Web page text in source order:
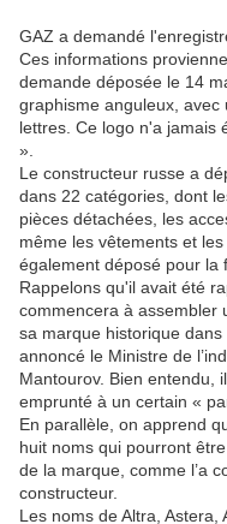
GAZ a demandé
Ces informations
demande déposée le 14
graphisme anguleux,
lettres. Ce logo n'a jamais
».
Le constructeur russe a
dans 22 catégories, dont
pièces détachées, les
même les vêtements et
également déposé pour la
Rappelons qu'il avait été
commencera à assembler
sa marque historique dans
annoncé le Ministre de
Mantourov. Bien entendu,
emprunté à un certain «
En parallèle, on apprend
huit noms qui pourront
de la marque, comme l’a
constructeur.
Les noms de Altra, Astera,